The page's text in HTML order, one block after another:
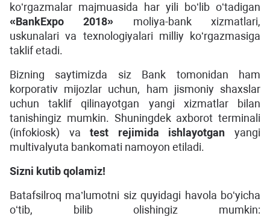
koʻrgazmalar majmuasida har yili boʻlib oʻtadigan
«BankExpo 2018»
moliya-bank xizmatlari,
uskunalari va texnologiyalari milliy koʻrgazmasiga
taklif etadi.
Bizning saytimizda siz Bank tomonidan ham
korporativ mijozlar uchun, ham jismoniy shaxslar
uchun taklif qilinayotgan yangi xizmatlar bilan
tanishingiz mumkin. Shuningdek axborot terminali
(infokiosk) vatest rejimida ishlayotgan yangi
multivalyuta bankomati namoyon etiladi.
Sizni kutib qolamiz!
Batafsilroq ma’lumotni siz quyidagi havola boʻyicha
oʻtib, bilib olishingiz mumkin: